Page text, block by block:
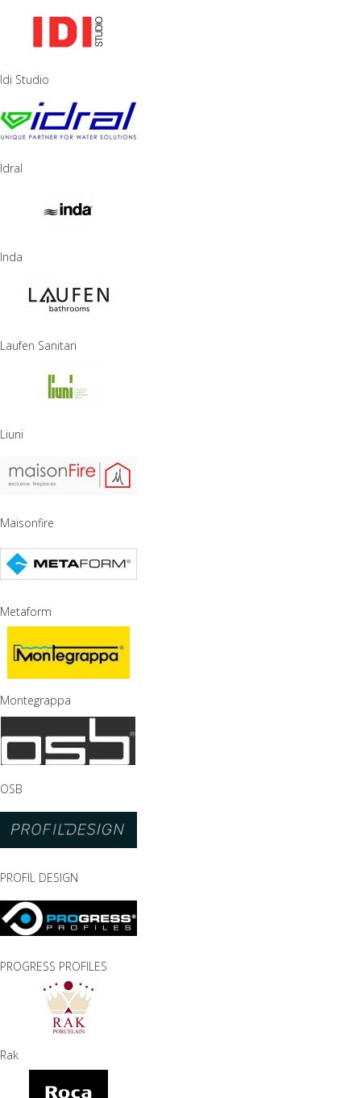
Idi Studio
Idral
Inda
Laufen Sanitari
Liuni
Maisonfire
Metaform
Montegrappa
OSB
PROFIL DESIGN
PROGRESS PROFILES
Rak